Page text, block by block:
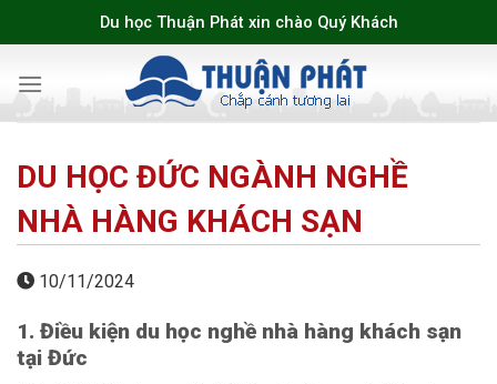
to
Du học Thuận Phát xin chào Quý Khách
DU HỌC ĐỨC NGÀNH NGHỀ
NHÀ HÀNG KHÁCH SẠN
10/11/2024
1. Điều kiện du học nghề nhà hàng khách sạn
tại Đức